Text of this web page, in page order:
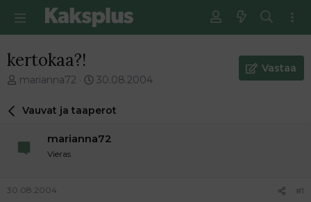
kertokaa?!
V
e
i
t
marianna72
E
s
m
30.08.2004
Vastaa
Vauvat ja taaperot
marianna72
Vieras
30.08.2004 #1